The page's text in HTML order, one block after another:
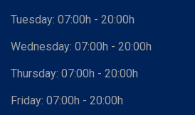
Tuesday: 07:00h - 20:00h
Wednesday: 07:00h - 20:00h
Thursday: 07:00h - 20:00h
Friday: 07:00h - 20:00h